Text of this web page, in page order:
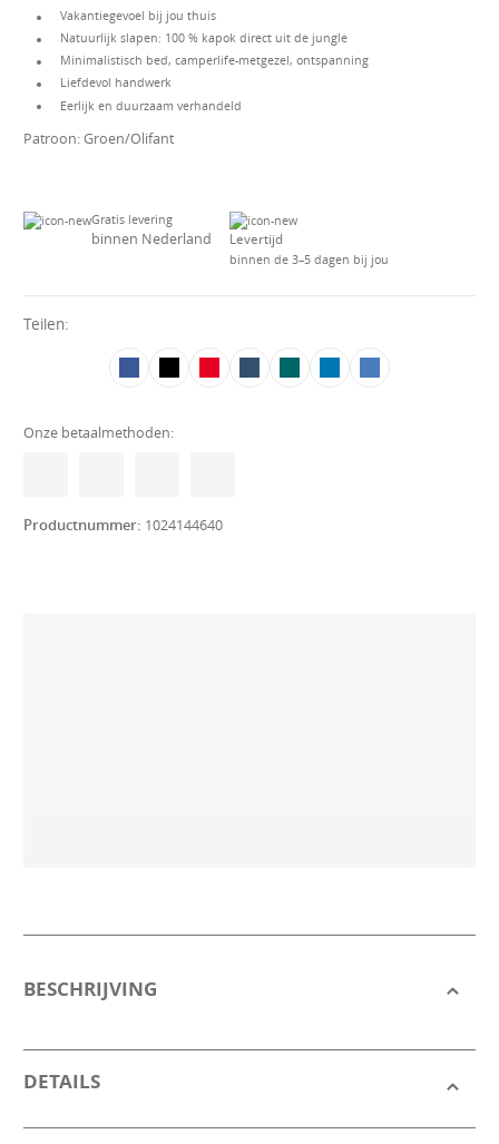
Vakantiegevoel bij jou thuis
Natuurlijk slapen: 100 % kapok direct uit de jungle
Minimalistisch bed, camperlife-metgezel, ontspanning
Liefdevol handwerk
Eerlijk en duurzaam verhandeld
Patroon:Groen/Olifant
Gratis levering
binnen Nederland Levertijd
binnen de 3–5 dagen bij jou
Teilen:
Onze betaalmethoden:
Productnummer: 1024144640
BESCHRIJVING
DETAILS